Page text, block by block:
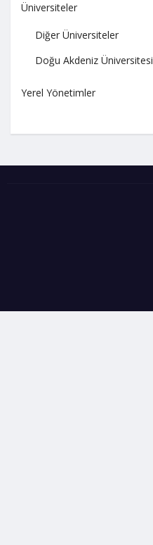
Üniversiteler
Diğer Üniversiteler
Doğu Akdeniz Üniversitesi
Yerel Yönetimler